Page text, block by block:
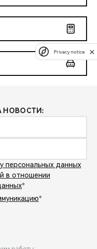
НОВОСТИ:
персональных данных
в отношении
*
*
Privacy notice